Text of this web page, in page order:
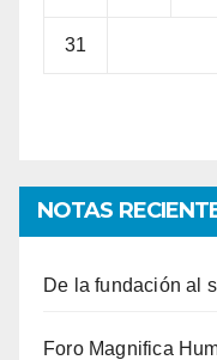
31
NOTAS
De la fundación al
Foro Magnifica